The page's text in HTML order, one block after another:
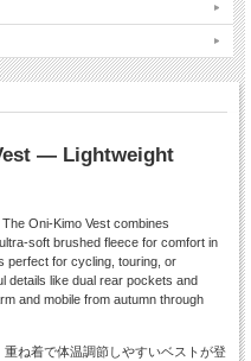
— Lightweight
Oni-Kimo Vest combines
soft brushed fleece for comfort in
perfect for cycling, touring, or
details like dual rear pockets and
and mobile from autumn through
ね着で体温調節しやすいベストが登